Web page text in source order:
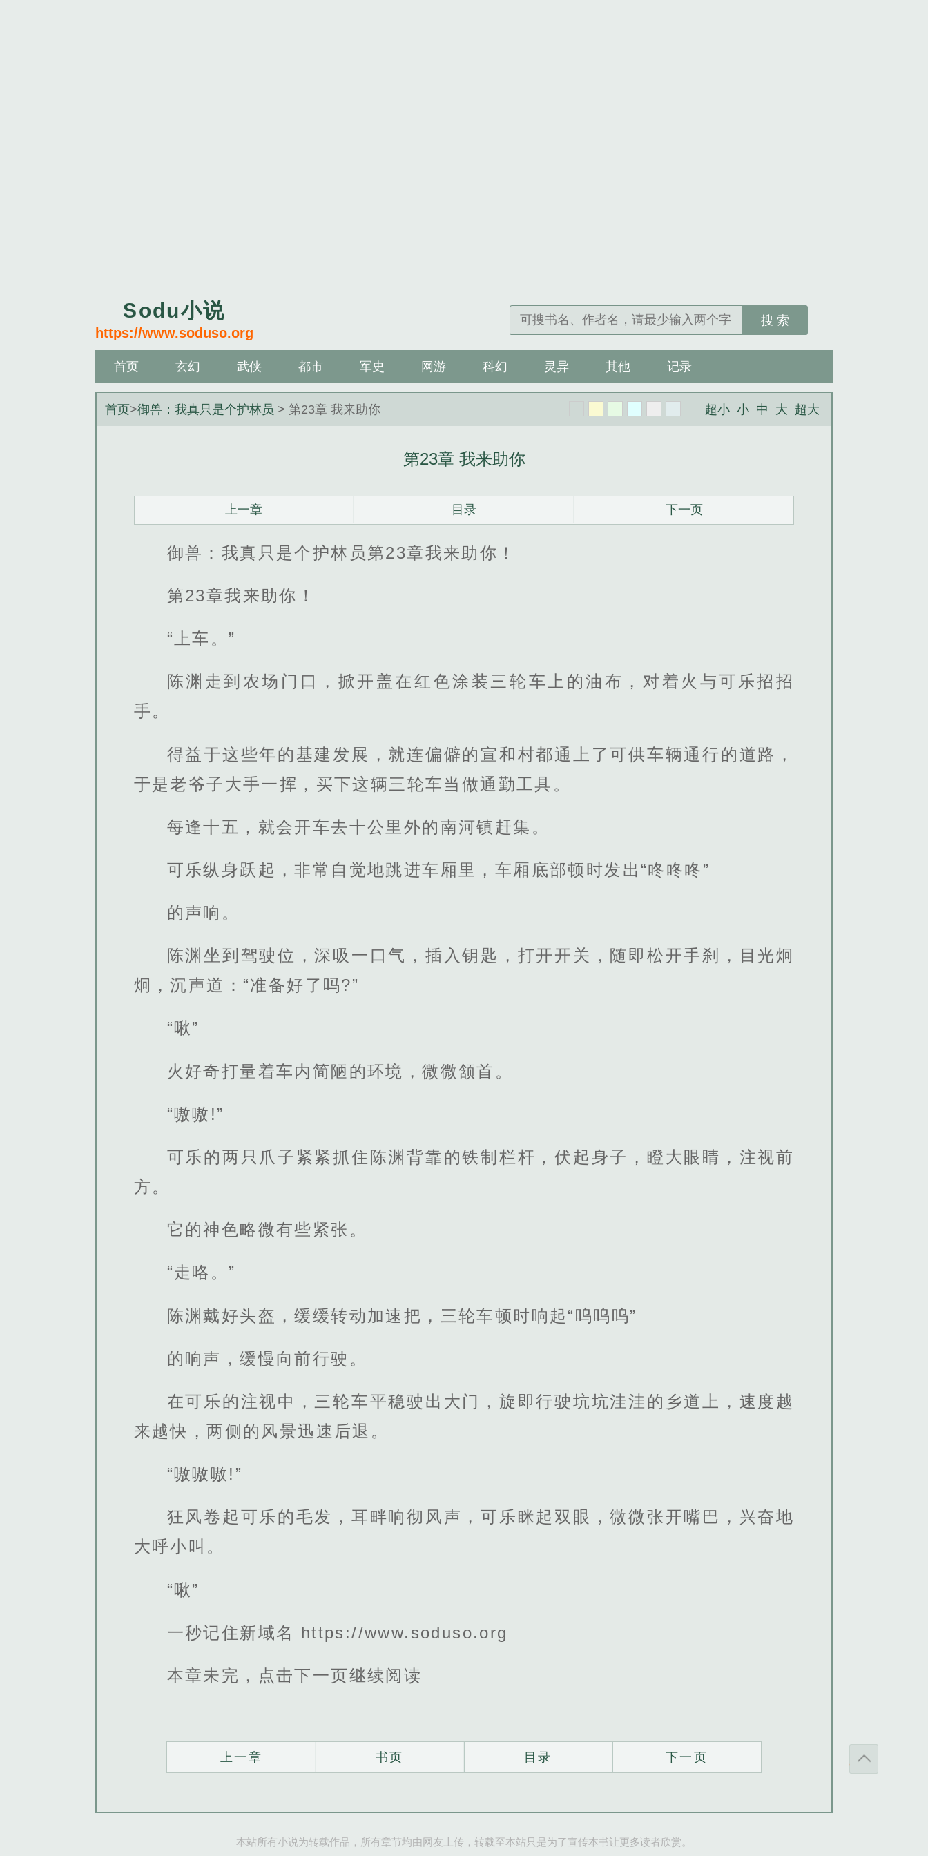
Sodu小说
https://www.soduso.org
搜 索
首页 玄幻 武侠 都市 军史 网游 科幻 灵异 其他 记录
首页>御兽：我真只是个护林员 > 第23章 我来助你 超小 小 中 大 超大
第23章 我来助你
上一章 目录 下一页
御兽：我真只是个护林员第23章我来助你！
第23章我来助你！
“上车。”
陈渊走到农场门口，掀开盖在红色涂装三轮车上的油布，对着火与可乐招招
手。
得益于这些年的基建发展，就连偏僻的宣和村都通上了可供车辆通行的道路，
于是老爷子大手一挥，买下这辆三轮车当做通勤工具。
每逢十五，就会开车去十公里外的南河镇赶集。
可乐纵身跃起，非常自觉地跳进车厢里，车厢底部顿时发出“咚咚咚”
的声响。
陈渊坐到驾驶位，深吸一口气，插入钥匙，打开开关，随即松开手刹，目光炯
炯，沉声道：“准备好了吗?”
“啾”
火好奇打量着车内简陋的环境，微微颔首。
“嗷嗷!”
可乐的两只爪子紧紧抓住陈渊背靠的铁制栏杆，伏起身子，瞪大眼睛，注视前
方。
它的神色略微有些紧张。
“走咯。”
陈渊戴好头盔，缓缓转动加速把，三轮车顿时响起“呜呜呜”
的响声，缓慢向前行驶。
在可乐的注视中，三轮车平稳驶出大门，旋即行驶坑坑洼洼的乡道上，速度越
来越快，两侧的风景迅速后退。
“嗷嗷嗷!”
狂风卷起可乐的毛发，耳畔响彻风声，可乐眯起双眼，微微张开嘴巴，兴奋地
大呼小叫。
“啾”
一秒记住新域名 https://www.soduso.org
本章未完，点击下一页继续阅读
上一章 书页 目录 下一页
本站所有小说为转载作品，所有章节均由网友上传，转载至本站只是为了宣传本书让更多读者欣赏。